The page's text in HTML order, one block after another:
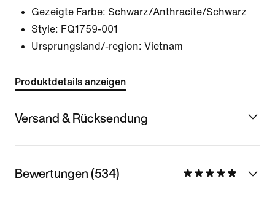
Gezeigte Farbe: Schwarz/Anthracite/Schwarz
Style: FQ1759-001
Ursprungsland/-region: Vietnam
Produktdetails anzeigen
Versand & Rücksendung
Bewertungen (534)